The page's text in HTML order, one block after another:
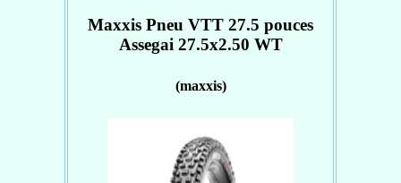
Ses pavés quant à eux sont plus
hauts sur les côtés afin d'optimiser
Ready pouvant être monté avec ou
au niveau des flancs, luttant
efficacement contre l'abrasion et les
Maxxis Pneu VTT 27.5 pouces
Assegai 27.5x2.50 WT
(maxxis)